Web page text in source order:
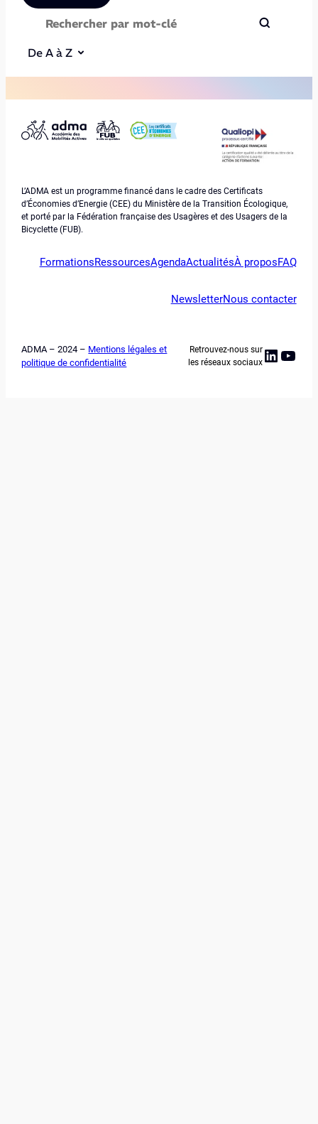
De A à Z
L’ADMA est un programme financé dans le cadre des Certificats
d’Économies d’Energie (CEE) du Ministère de la Transition Écologique,
et porté par la Fédération française des Usagères et des Usagers de la
Bicyclette (FUB).
FormationsRessourcesAgendaActualitésÀ proposFAQ
NewsletterNous contacter
ADMA – 2024 – Mentions légales et
politique de confidentialité
Retrouvez-nous sur
les réseaux sociaux